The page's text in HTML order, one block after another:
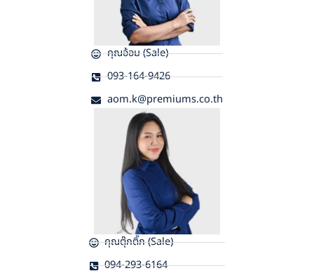
คุณอ้อม (Sale)
093-164-9426
aom.k@premiums.co.th
คุณตุ๊กติ๊ก (Sale)
094-293-6164